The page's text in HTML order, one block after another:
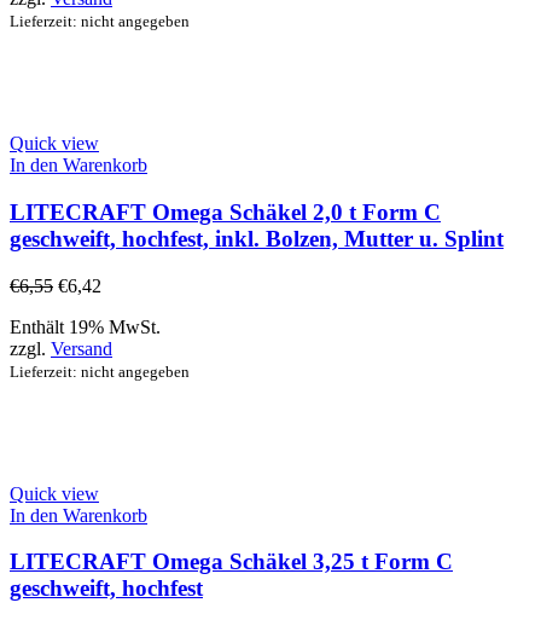
Lieferzeit: nicht angegeben
Quick view
In den Warenkorb
LITECRAFT Omega Schäkel 2,0 t Form C
geschweift, hochfest, inkl. Bolzen, Mutter u. Splint
€6,55 €6,42
Enthält 19% MwSt.
zzgl. Versand
Lieferzeit: nicht angegeben
Quick view
In den Warenkorb
LITECRAFT Omega Schäkel 3,25 t Form C
geschweift, hochfest